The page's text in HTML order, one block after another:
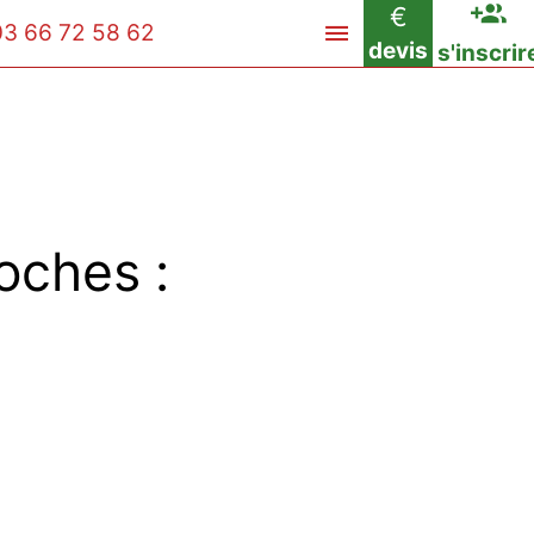
66 72 58 62
€
devis
: